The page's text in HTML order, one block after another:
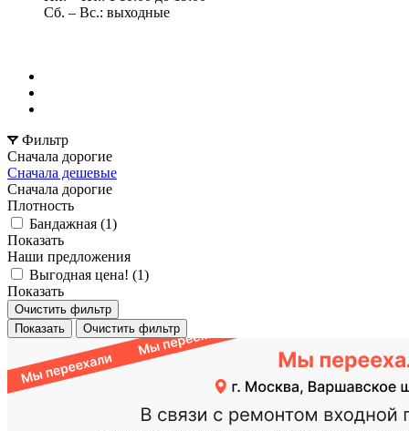
Сб. – Вс.: выходные
Фильтр
Сначала дорогие
Сначала дешевые
Сначала дорогие
Плотность
Бандажная (1)
Показать
Наши предложения
Выгодная цена! (1)
Показать
Очистить фильтр
Показать
Очистить фильтр